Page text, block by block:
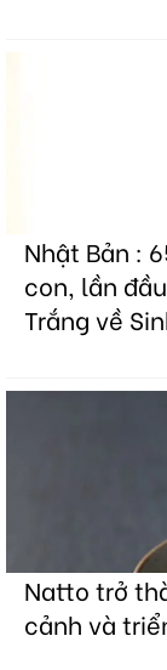
Nhật Bản :
con, lần
Trắng về
Natto trở
cảnh và